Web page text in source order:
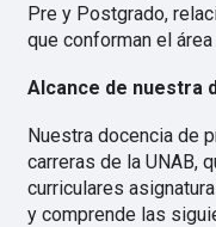
Pre y Postgrado,
que conforman el
Alcance de nuestra
Nuestra docencia de
carreras de la UNAB,
curriculares
y comprende las